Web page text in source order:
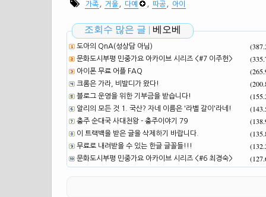
가족 거울 다예 따공 아이
조회수 많은 글 | 베오베
도아의 QnA(성상담 아님)
문화도시부평 민중가요 아카이브 시리즈 <#7 이주헌>
아이폰 무료 어플 FAQ
크롬은 가라, 비발디가 왔다!
블로그 운영을 위한 기부금을 받습니다!
알리의 모든 것 1. 국산? 자네 이름은 '라벨 갈이'라네!
충주 순대국 사대천왕 - 충주이야기 79
이 트랙백을 받은 글을 삭제하기 바랍니다.
무료로 내려받을 수 있는 한글 글꼴들!!!
문화도시부평 민중가요 아카이브 시리즈 <#6 최경숙>